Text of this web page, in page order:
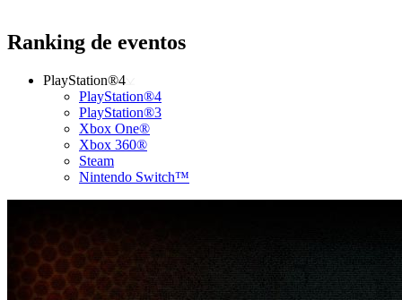
Ranking de eventos
PlayStation®4
PlayStation®4
PlayStation®3
Xbox One®
Xbox 360®
Steam
Nintendo Switch™